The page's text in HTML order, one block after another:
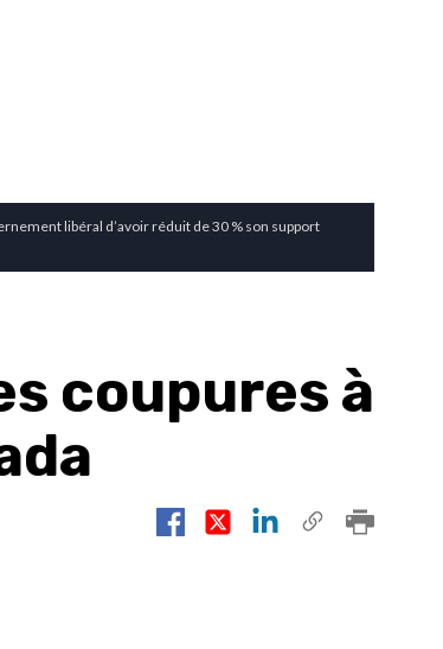
libéral d’avoir réduit de 30 % son support
coupures à